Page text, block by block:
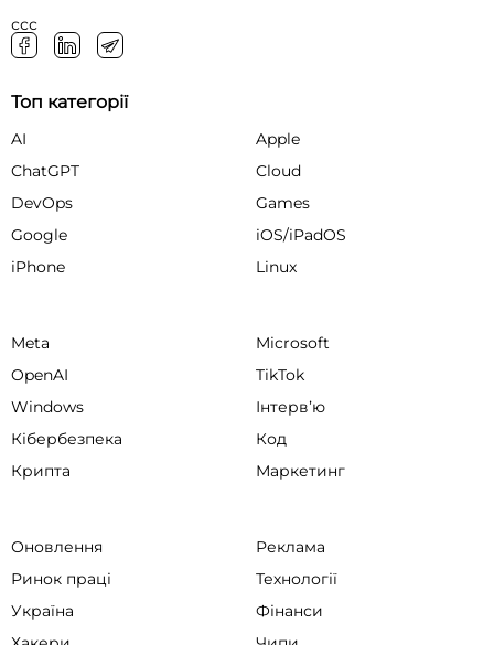
ссс
Топ категорії
AI
Apple
ChatGPT
Cloud
DevOps
Games
Google
iOS/iPadOS
iPhone
Linux
Meta
Microsoft
OpenAI
TikTok
Windows
Інтервʼю
Кібербезпека
Код
Крипта
Маркетинг
Оновлення
Реклама
Ринок праці
Технології
Україна
Фінанси